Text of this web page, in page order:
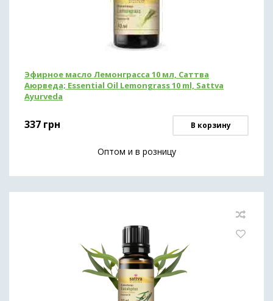
Эфирное масло Лемонграсса 10 мл, Саттва
Аюрведа; Essential Oil Lemongrass 10 ml, Sattva
Ayurveda
337 грн В корзину
Оптом и в розницу